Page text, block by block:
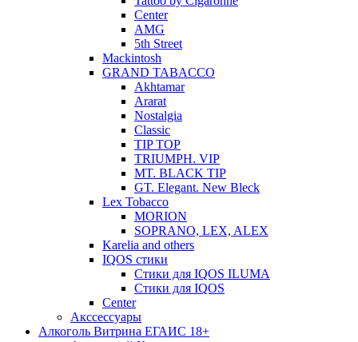
Center
AMG
5th Street
Mackintosh
GRAND TABACCO
Akhtamar
Ararat
Nostalgia
Classic
TIP TOP
TRIUMPH. VIP
MT. BLACK TIP
GT. Elegant. New Bleck
Lex Tobacco
MORION
SOPRANO, LEX, ALEX
Karelia and others
IQOS стики
Стики для IQOS ILUMA
Стики для IQOS
Сenter
Акссессуары
Алкоголь Витрина ЕГАИС 18+